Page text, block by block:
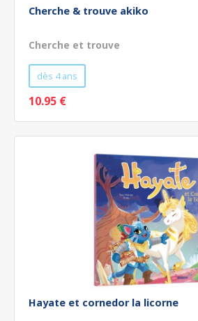
Cherche & trouve akiko
Cherche et trouve
dès 4 ans
10.95 €
Hayate et cornedor la licorne